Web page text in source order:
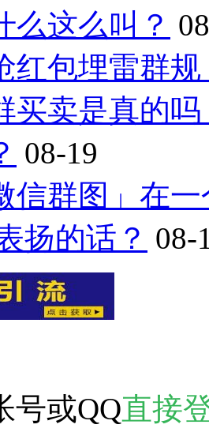
么这么叫？
红包埋雷群
买卖是真的
08-19
信群图」在
扬的话？ 08-
号或QQ直接